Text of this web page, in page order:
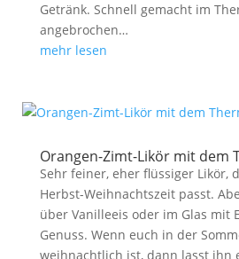
Getränk. Schnell gemacht im
angebrochen…
mehr lesen
Orangen-Zimt-Likör mit dem
Sehr feiner, eher flüssiger Likör,
Herbst-Weihnachtszeit passt.
über Vanilleeis oder im Glas mit
Genuss. Wenn euch in der
weihnachtlich ist, dann lasst ihn